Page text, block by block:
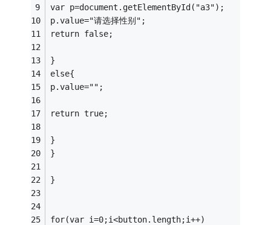
var p=document.getElementById("a3");
p.value="请选择性别";
return false;
}
else{
p.value="";
return true;
}
}
}
for(var i=0;i<button.length;i++)